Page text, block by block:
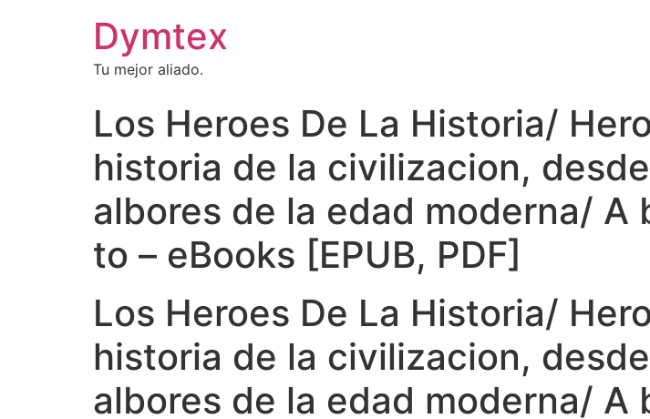
Dymtex
Tu mejor aliado.
Los Heroes De La Historia/
historia de la civilizacion,
albores de la edad moderna/
to – eBooks [EPUB, PDF]
Los Heroes De La Historia/
historia de la civilizacion,
albores de la edad moderna/